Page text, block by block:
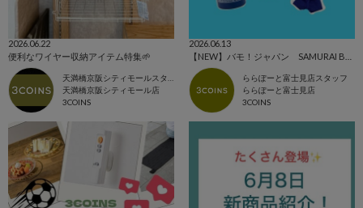
2026.06.22
便利なワイヤー収納アイテム特集🌱
天満橋京阪シティモール店
3COINS
2026.06.13
ららぽーと富士見店スタッフ
ららぽーと富士見店
3COINS